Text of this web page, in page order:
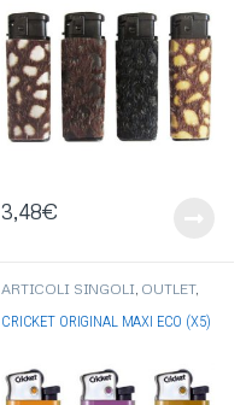
3,48€
ARTICOLI SINGOLI OUTLET,
CRICKET
CRICKET ORIGINAL MAXI ECO (X5)